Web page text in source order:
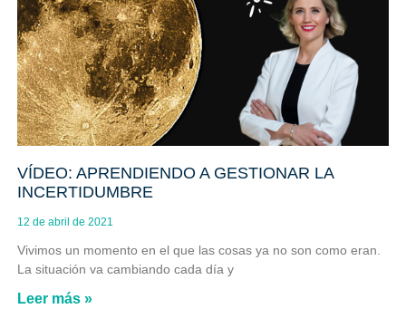
VÍDEO: APRENDIENDO A GESTIONAR LA
INCERTIDUMBRE
12 de abril de 2021
Vivimos un momento en el que las cosas ya no son como eran.
La situación va cambiando cada día y
Leer más »